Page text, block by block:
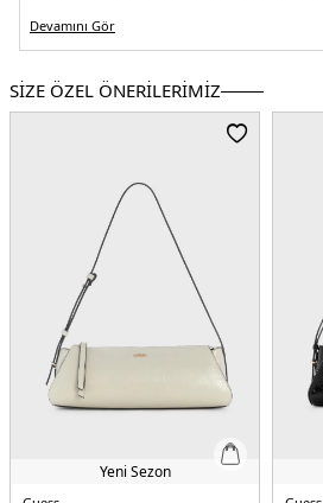
tarzınızı yükseltin ve her anınıza zarafet katın!
Model:Çanta
Desen:Logolu
Ortam:Günlük/Casual
Manyetik Klips
Yetişkin
Sabit Askılı
Endonezya
5DY2HWESG951429CLO.135
Devamını Gör
SİZE ÖZEL ÖNERİLERİMİZ
Yeni Sezon